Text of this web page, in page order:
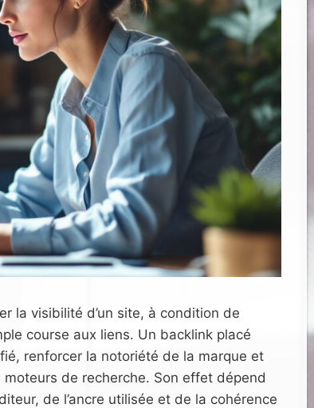
la visibilité d’un site, à condition de
course aux liens. Un backlink placé
renforcer la notoriété de la marque et
de recherche. Son effet dépend
de l’ancre utilisée et de la cohérence